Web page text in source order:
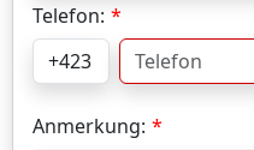
Telefon:
Anmerkung: